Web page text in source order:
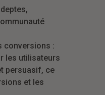
conversions :
les utilisateurs
persuasif, ce
et les